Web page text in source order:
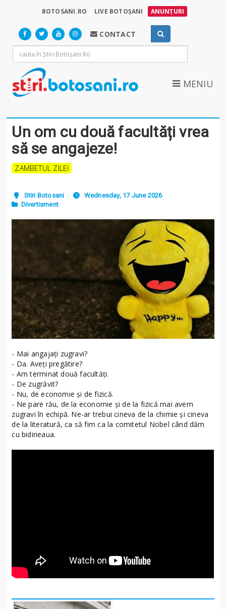
BOTOSANI.RO LIVE BOTOȘANI ANUNȚURI
CONTACT
MENIU
Un om cu două facultăți vrea
să se angajeze!
ZAMBETUL ZILEI
Stiri Botosani
Wednesday, 17 June 2026
Divertisment
- Mai angajați zugravi?
- Da. Aveți pregătire?
- Am terminat două facultăți.
- De zugrăvit?
- Nu, de economie și de fizică.
- Ne pare rău, de la economie și de la fizică mai avem
zugravi în echipă. Ne-ar trebui cineva de la chimie și cineva
de la literatură, ca să fim ca la comitetul Nobel când dăm
cu bidineaua.